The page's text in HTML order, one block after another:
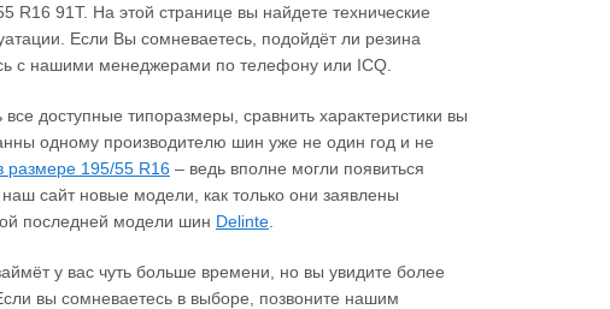
91T. На этой странице вы найдете технические
Если Вы сомневаетесь, подойдёт ли резина
с нашими менеджерами по телефону или ICQ.
все доступные типоразмеры, сравнить характеристики вы
одному производителю шин уже не один год и не
размере 195/55 R16 – ведь вполне могли появиться
сайт новые модели, как только они заявлены
последней модели шин Delinte
у вас чуть больше времени, но вы увидите более
вы сомневаетесь в выборе, позвоните нашим